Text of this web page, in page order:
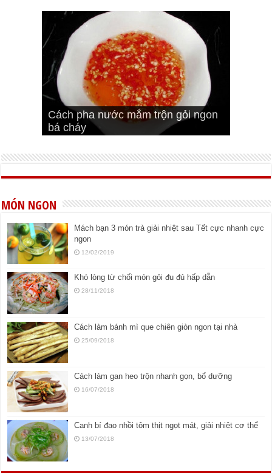
Cách pha nước mắm trộn gỏi ngon
bá cháy
Bí quyết để chiên đậu hũ giòn ngon
Cách ướp sườn non nướng ngon
đúng vị
Cách ướp thịt heo chiên ngon mềm
Bật mí cách ướp sườn cơm tấm
ngon
MÓN NGON
Mách bạn 3 món trà giải nhiệt sau Tết cực nhanh cực
ngon
12/02/2019
Khó lòng từ chối món gỏi đu đủ hấp dẫn
28/11/2018
Cách làm bánh mì que chiên giòn ngon tại nhà
25/09/2018
Cách làm gan heo trộn nhanh gọn, bổ dưỡng
16/07/2018
Canh bí đao nhồi tôm thịt ngọt mát, giải nhiệt cơ thể
13/07/2018